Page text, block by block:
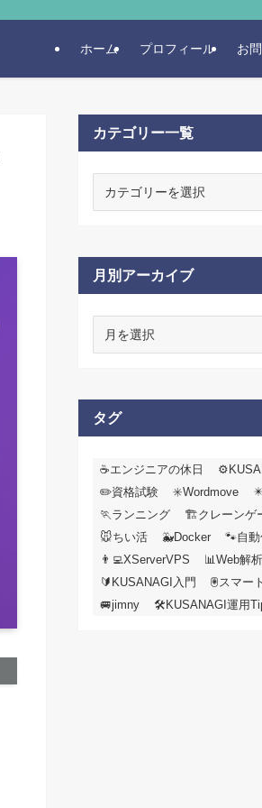
ホーム プロフィール お
カテゴリー一覧
ー
一
月別アーカイブ
カ
イ
タグ
☕エンジニアの休日
✏️資格試験
✳️Wordmove
🏃ランニング
🏗️クレーンゲ
🐭ちい活
🐳Docker
🐾自
👨‍💻XServerVPS
📊Web解析
🔰KUSANAGI入門
🖲️スマー
🚐jimny
🛠KUSANAGI運用